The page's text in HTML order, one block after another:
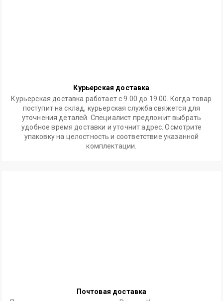
Курьерская доставка
Курьерская доставка работает с 9.00 до 19.00. Когда товар
поступит на склад, курьерская служба свяжется для
уточнения деталей. Специалист предложит выбрать
удобное время доставки и уточнит адрес. Осмотрите
упаковку на целостность и соответствие указанной
комплектации.
Почтовая доставка